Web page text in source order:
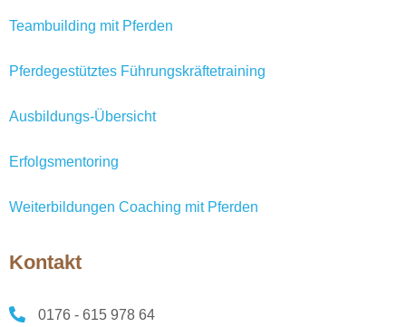
Teambuilding mit Pferden
Pferdegestütztes Führungskräftetraining
Ausbildungs-Übersicht
Erfolgsmentoring
Weiterbildungen Coaching mit Pferden
Kontakt
0176 - 615 978 64